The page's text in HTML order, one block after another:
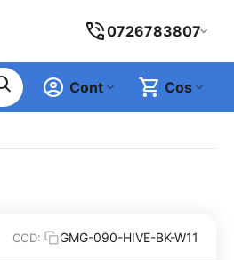
0726783807
Cos
Cont
COD: GMG-090-HIVE-BK-W11